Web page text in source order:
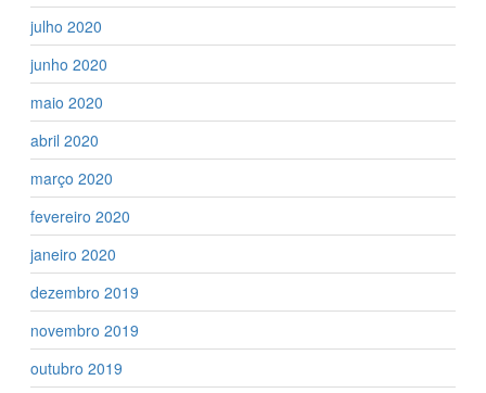
julho 2020
junho 2020
maio 2020
abril 2020
março 2020
fevereiro 2020
janeiro 2020
dezembro 2019
novembro 2019
outubro 2019